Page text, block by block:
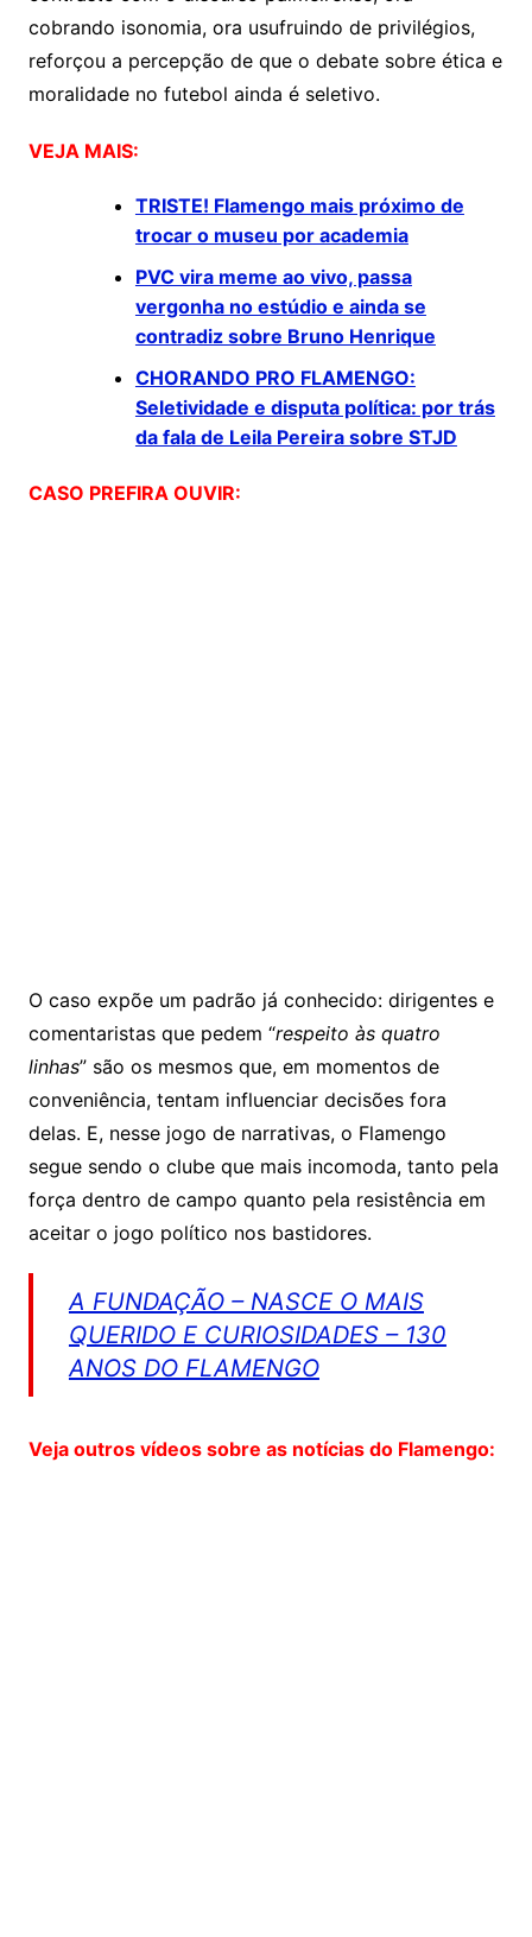
cobrando isonomia, ora usufruindo de privilégios,
reforçou a percepção de que o debate sobre ética e
moralidade no futebol ainda é seletivo.
VEJA MAIS:
TRISTE! Flamengo mais próximo de
trocar o museu por academia
PVC vira meme ao vivo, passa
vergonha no estúdio e ainda se
contradiz sobre Bruno Henrique
CHORANDO PRO FLAMENGO:
Seletividade e disputa política: por trás
da fala de Leila Pereira sobre STJD
CASO PREFIRA OUVIR:
O caso expõe um padrão já conhecido: dirigentes e
comentaristas que pedem “respeito às quatro
linhas” são os mesmos que, em momentos de
conveniência, tentam influenciar decisões fora
delas. E, nesse jogo de narrativas, o Flamengo
segue sendo o clube que mais incomoda, tanto pela
força dentro de campo quanto pela resistência em
aceitar o jogo político nos bastidores.
A FUNDAÇÃO – NASCE O MAIS
QUERIDO E CURIOSIDADES – 130
ANOS DO FLAMENGO
Veja outros vídeos sobre as notícias do Flamengo: